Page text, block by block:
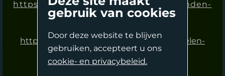
https://www.idente.nl/thema/vaste-tanden-
en-kiezen-in-een-dag/
https://www.idente.nl/thema/wij-behandelen-
graag-patienten-met-complexe-
tandheelkundige-problemen/
Complexe Endodontologie
(wortelkanaalbehandelingen).
Second Opinion
Oriënterend Gesprek
gebruik van cookies
Door deze website te blijven
gebruiken, accepteert u ons
cookie- en privacybeleid.